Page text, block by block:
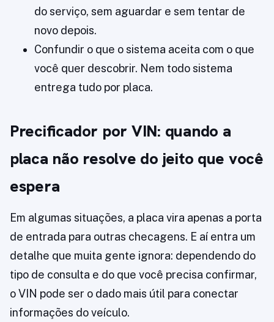
do serviço, sem aguardar e sem tentar de
novo depois.
Confundir o que o sistema aceita com o que
você quer descobrir. Nem todo sistema
entrega tudo por placa.
Precificador por VIN: quando a
placa não resolve do jeito que você
espera
Em algumas situações, a placa vira apenas a porta
de entrada para outras checagens. E aí entra um
detalhe que muita gente ignora: dependendo do
tipo de consulta e do que você precisa confirmar,
o VIN pode ser o dado mais útil para conectar
informações do veículo.